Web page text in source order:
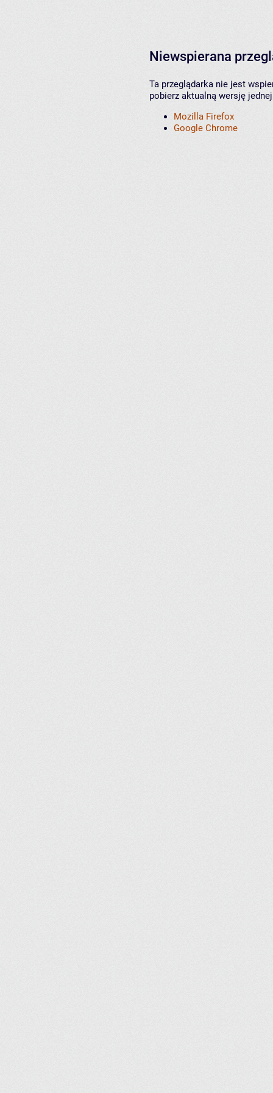
Niewspierana
Ta przeglądarka nie jest
pobierz aktualną wersję
Mozilla Firefox
Google Chrome